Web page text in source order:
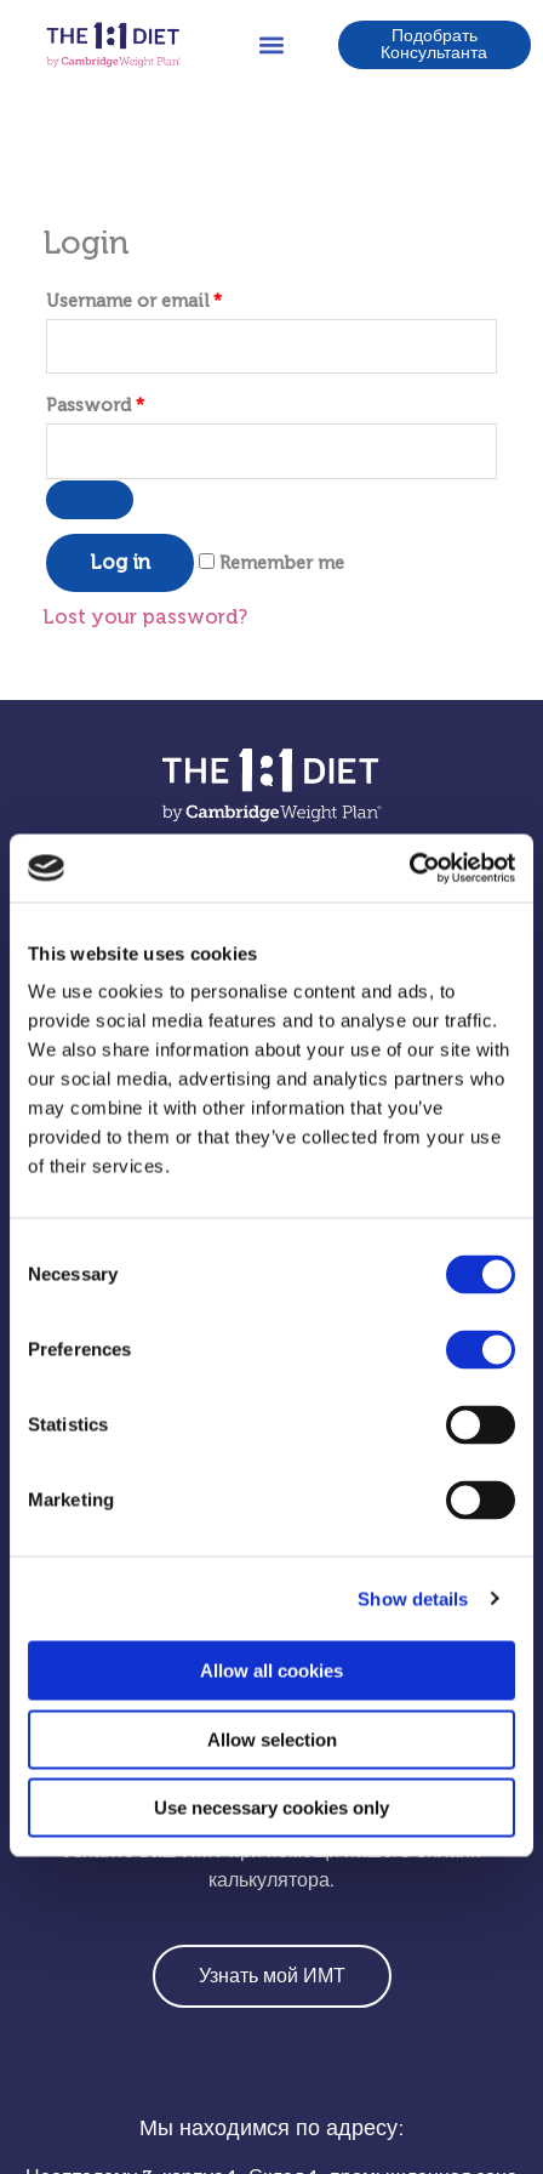
This website uses cookies
We use cookies to personalise content and ads, to
provide social media features and to analyse our traffic.
We also share information about your use of our site with
our social media, advertising and analytics partners who
may combine it with other information that you’ve
provided to them or that they’ve collected from your use
of their services.
Selection
Necessary
Preferences
Statistics
Marketing
Show details
Allow all cookies
Allow selection
Use necessary cookies only
содержимому
Подобрать
Консультанта
Login
Username or email*
Password*
Log in Remember me
Lost your password?
Оставить отзыв
Связаться с нами
Вопросы и ответы
Необходимо похудеть?
Узнайте ваш ИМТ при помощи нашего онлайн
калькулятора.
Узнать мой ИМТ
Мы находимся по адресу: